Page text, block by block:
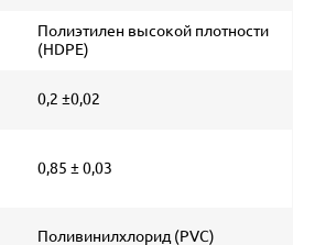
Полиэтилен высокой плотности
(HDPE)
0,2 ±0,02
0,85 ± 0,03
Поливинилхлорид (PVC)